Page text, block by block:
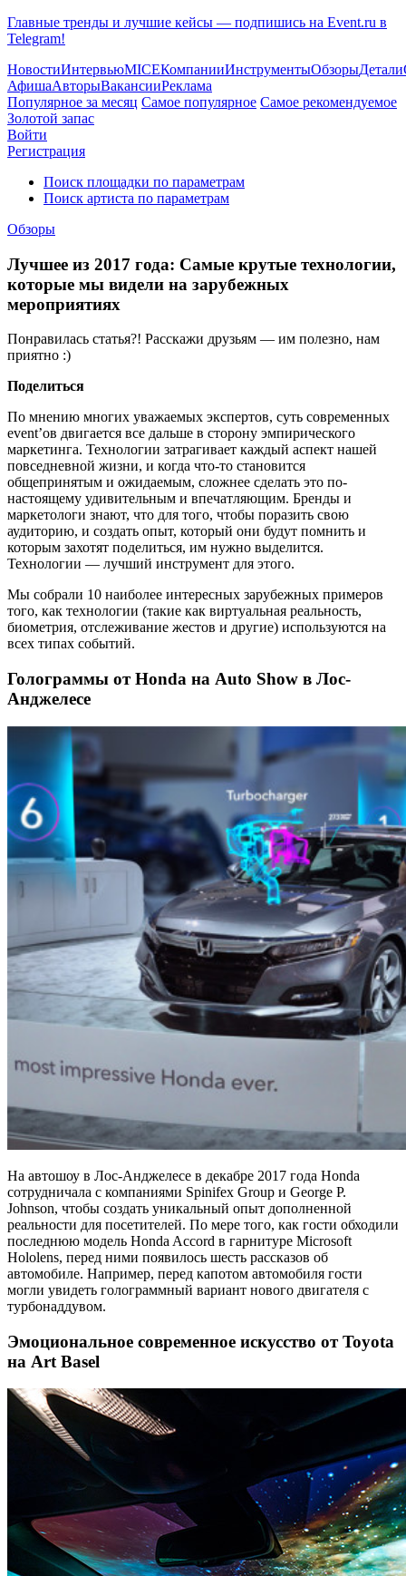
Главные тренды и лучшие кейсы — подпишись на Event.ru в
Telegram!
НовостиИнтервьюMICEКомпанииИнструментыОбзорыДетали
АфишаАвторыВакансииРеклама
Популярное за месяц Самое популярное Самое рекомендуемое
Золотой запас
Войти
Регистрация
Поиск площадки по параметрам
Поиск артиста по параметрам
Обзоры
Лучшее из 2017 года: Самые крутые технологии,
которые мы видели на зарубежных
мероприятиях
Понравилась статья?! Расскажи друзьям — им полезно, нам
приятно :)
Поделиться
По мнению многих уважаемых экспертов, суть современных
event’ов двигается все дальше в сторону эмпирического
маркетинга. Технологии затрагивает каждый аспект нашей
повседневной жизни, и когда что-то становится
общепринятым и ожидаемым, сложнее сделать это по-
настоящему удивительным и впечатляющим. Бренды и
маркетологи знают, что для того, чтобы поразить свою
аудиторию, и создать опыт, который они будут помнить и
которым захотят поделиться, им нужно выделится.
Технологии — лучший инструмент для этого.
Мы собрали 10 наиболее интересных зарубежных примеров
того, как технологии (такие как виртуальная реальность,
биометрия, отслеживание жестов и другие) используются на
всех типах событий.
Голограммы от Honda на Auto Show в Лос-
Анджелесе
На автошоу в Лос-Анджелесе в декабре 2017 года Honda
сотрудничала с компаниями Spinifex Group и George P.
Johnson, чтобы создать уникальный опыт дополненной
реальности для посетителей. По мере того, как гости обходили
последнюю модель Honda Accord в гарнитуре Microsoft
Hololens, перед ними появилось шесть рассказов об
автомобиле. Например, перед капотом автомобиля гости
могли увидеть голограммный вариант нового двигателя с
турбонаддувом.
Эмоциональное современное искусство от Toyota
на Art Basel